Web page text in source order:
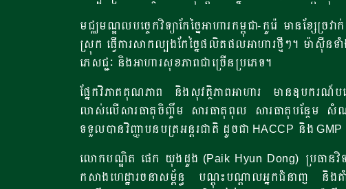
មជ្ឈមណ្ឌលបច្ចេកវិទ្យាកែច្នៃអាហារកម្ពុជា-កូរ៉េ មានខ្
ស្រុក ធ្វើការសាកល្បងកែច្នៃផលិតផលអាហារថ្មីៗ។ ម៉ាស៊ីនទ
ភេសជ្ជៈ និងអាហារសុខភាពជាច្រើនប្រភេទ។
ផ្នែកវិភាគគុណភាព និងសុវត្ថិភាពអាហារ មានឧបករណ៍
លាស់លើសារធាតុចិញ្ចឹម សារធាតុពុល សារធាតុបន្ថែម សំ
ទទួលបានវិញ្ញាបនបត្រអន្តរជាតិ ដូចជា HACCP និង GMP
លោកបណ្ឌិត ផេក យុងដូង (Paik Hyun Dong) ប្រធានវិទ្យាស្
កសាងហេដ្ឋារចនាសម្ព័ន្ធ បណ្តុះបណ្តាលអ្នកជំនាញ និ